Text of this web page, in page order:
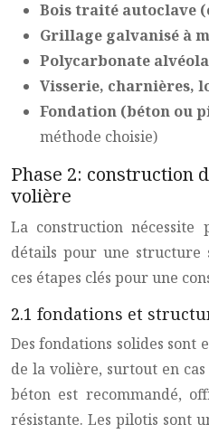
Bois traité autoclave
Grillage galvanisé à
Polycarbonate
Visserie, charnières,
Fondation (béton ou
méthode choisie)
Phase 2: construction
volière
La construction
détails pour une structure
ces étapes clés pour une
2.1 fondations et
Des fondations solides sont
de la volière, surtout en
béton est recommandé,
résistante. Les pilotis sont